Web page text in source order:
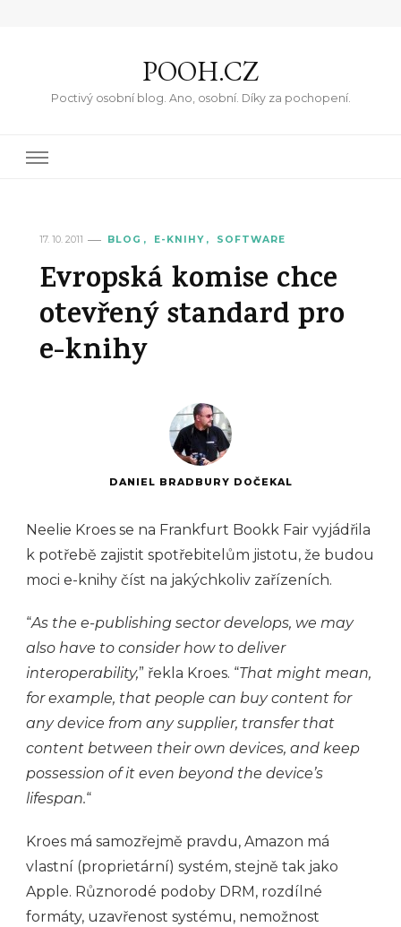
POOH.CZ
Poctivý osobní blog. Ano, osobní. Díky za pochopení.
17. 10. 2011 BLOG E-KNIHY SOFTWARE
Evropská komise chce
otevřený standard pro
e-knihy
DANIEL BRADBURY DOČEKAL
Neelie Kroes se na Frankfurt Bookk Fair vyjádřila
k potřebě zajistit spotřebitelům jistotu, že budou
moci e-knihy číst na jakýchkoliv zařízeních.
“As the e-publishing sector develops, we may
also have to consider how to deliver
interoperability,” řekla Kroes. “That might mean,
for example, that people can buy content for
any device from any supplier, transfer that
content between their own devices, and keep
possession of it even beyond the device’s
lifespan.“
Kroes má samozřejmě pravdu, Amazon má
vlastní (proprietární) systém, stejně tak jako
Apple. Různorodé podoby DRM, rozdílné
formáty, uzavřenost systému, nemožnost